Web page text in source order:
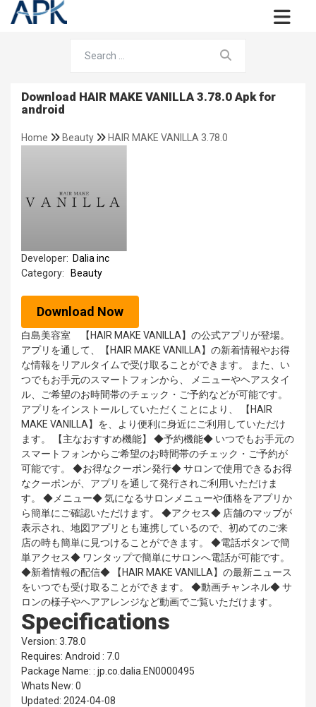
Download HAIR MAKE VANILLA 3.78.0 Apk for
android
Home Beauty HAIR MAKE VANILLA 3.78.0
Developer: Dalia inc
Category:
Beauty
Download Now
白島美容室 【HAIR MAKE VANILLA】の公式アプリが登場。
アプリを通して、【HAIR MAKE VANILLA】の新着情報やお得
な情報をリアルタイムで受け取ることができます。 また、い
つでもお手元のスマートフォンから、 メニューやヘアスタイ
ル、ご希望のお時間帯のチェック・ご予約などが可能です。
アプリをインストールしていただくことにより、 【HAIR
MAKE VANILLA】を、より便利に身近にご利用していただけ
ます。 【主なおすすめ機能】 ◆予約機能◆ いつでもお手元の
スマートフォンからご希望のお時間帯のチェック・ご予約が
可能です。 ◆お得なクーポン発行◆ サロンで使用できるお得
なクーポンが、アプリを通して発行されご利用いただけま
す。 ◆メニュー◆ 気になるサロンメニューや価格をアプリか
ら簡単にご確認いただけます。 ◆アクセス◆ 店舗のマップが
表示され、地図アプリとも連携しているので、初めてのご来
店の時も簡単に見つけることができます。 ◆電話ボタンで簡
単アクセス◆ ワンタップで簡単にサロンへ電話が可能です。
◆新着情報の配信◆ 【HAIR MAKE VANILLA】の最新ニュース
をいつでも受け取ることができます。 ◆動画チャンネル◆ サ
ロンの様子やヘアアレンジなど動画でご覧いただけます。
Specifications
Version: 3.78.0
Requires: Android : 7.0
Package Name: : jp.co.dalia.EN0000495
Whats New: 0
Updated: 2024-04-08